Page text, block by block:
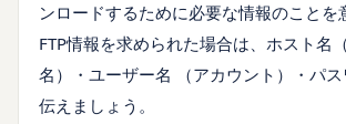
ンロードするために必要な情報のことを
FTP情報を求められた場合は、ホスト名
名）・ユーザー名 （アカウント）・パ
伝えましょう。